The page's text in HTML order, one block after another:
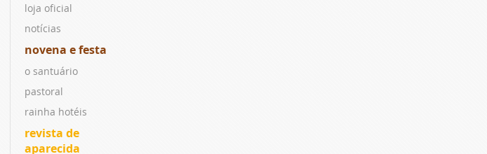
loja oficial
notícias
novena e festa
o santuário
pastoral
rainha hotéis
revista de
aparecida